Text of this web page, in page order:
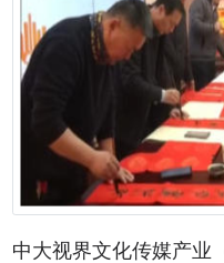
中大视界文化传媒产业